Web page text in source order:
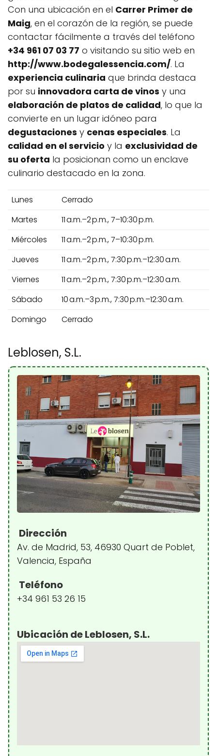
Con una ubicación en el Carrer Primer de
Maig, en el corazón de la región, se puede
contactar fácilmente a través del teléfono
+34 961 07 03 77 o visitando su sitio web en
http://www.bodegalessencia.com/. La
experiencia culinaria que brinda destaca
por su innovadora carta de vinos y una
elaboración de platos de calidad, lo que la
convierte en un lugar idóneo para
degustaciones y cenas especiales. La
calidad en el servicio y la exclusividad de
su oferta la posicionan como un enclave
culinario destacado en la zona.
Lunes
Cerrado
Martes
11 a.m.–2 p.m., 7–10:30 p.m.
Miércoles
11 a.m.–2 p.m., 7–10:30 p.m.
Jueves
11 a.m.–2 p.m., 7:30 p.m.–12:30 a.m.
Viernes
11 a.m.–2 p.m., 7:30 p.m.–12:30 a.m.
Sábado
10 a.m.–3 p.m., 7:30 p.m.–12:30 a.m.
Domingo
Cerrado
Leblosen, S.L.
Dirección
Av. de Madrid, 53, 46930 Quart de Poblet,
Valencia, España
Teléfono
+34 961 53 26 15
Ubicación de Leblosen, S.L.